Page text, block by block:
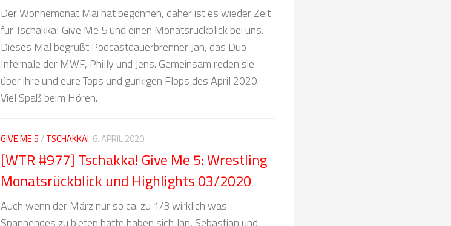
Der Wonnemonat Mai hat begonnen, daher ist es wieder Zeit
für Tschakka! Give Me 5 und einen Monatsrückblick bei uns.
Dieses Mal begrüßt Podcastdauerbrenner Jan, das Duo
Infernale der MWF, Philly und Jens. Gemeinsam reden sie
über ihre und eure Tops und gurkigen Flops des April 2020.
Viel Spaß beim Hören.
GIVE ME 5/TSCHAKKA! 6. APRIL 2020
[WTR #977] Tschakka! Give Me 5: Wrestling
Monatsrückblick und Highlights 03/2020
Auch wenn der März nur so ca. zu 1/3 wirklich was
Spannendes zu bieten hatte haben sich Jan, Sebastian und